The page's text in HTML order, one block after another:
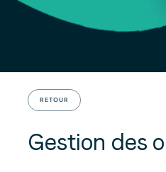
RETOUR
Gestion des